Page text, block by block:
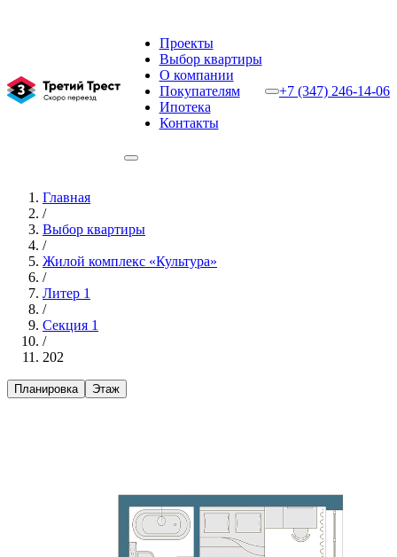
Проекты
Выбор квартиры
О компании
Покупателям
Ипотека
Контакты
+7 (347) 246-14-06
Главная
/
Выбор квартиры
/
Жилой комплекс «Культура»
/
Литер 1
/
Секция 1
/
202
Планировка Этаж